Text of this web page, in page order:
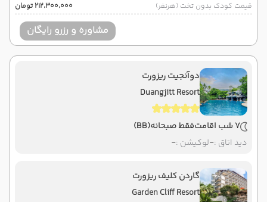
قیمت کودک بدون تخت (هرنفر)
۲۱۲٬۳۰۰٬۰۰۰ تومان
مشاوره و رزرو رایگان
دوآنجیت ریزورت
Duangjitt Resort
7 شب اقامت فقط صبحانه(BB)
دید اتاق :-لوکیشن :-
گاردن کلیف ریزورت
Garden Cliff Resort